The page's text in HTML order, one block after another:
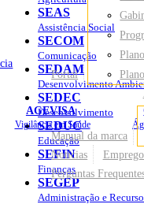
AGEVISA
Vigilância em Saúde
Portal
Manual da marca
Notícias
Perguntas
SEAS
Assistência Social
SECOM
Comunicação
SEDAM
Desenvolvimento
SEDEC
Desenvolvimento
SEDUC
Educação
SEFIN
Finanças
SEGEP
Administração e